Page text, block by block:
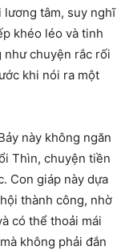
tâm, suy nghĩ
khéo léo và tinh
chuyện rắc rối
khi nói ra một
này không ngăn
Thìn, chuyện tiền
Con giáp này dựa
thành công, nhờ
có thể thoải mái
không phải đắn